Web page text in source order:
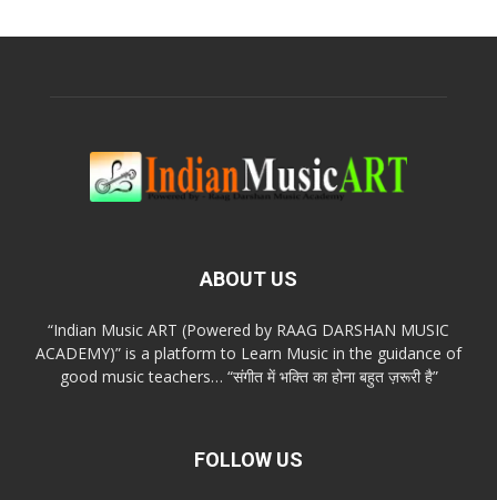
ABOUT US
“Indian Music ART (Powered by RAAG DARSHAN MUSIC
ACADEMY)” is a platform to Learn Music in the guidance of
good music teachers… “संगीत में भक्ति का होना बहुत ज़रूरी है”
FOLLOW US